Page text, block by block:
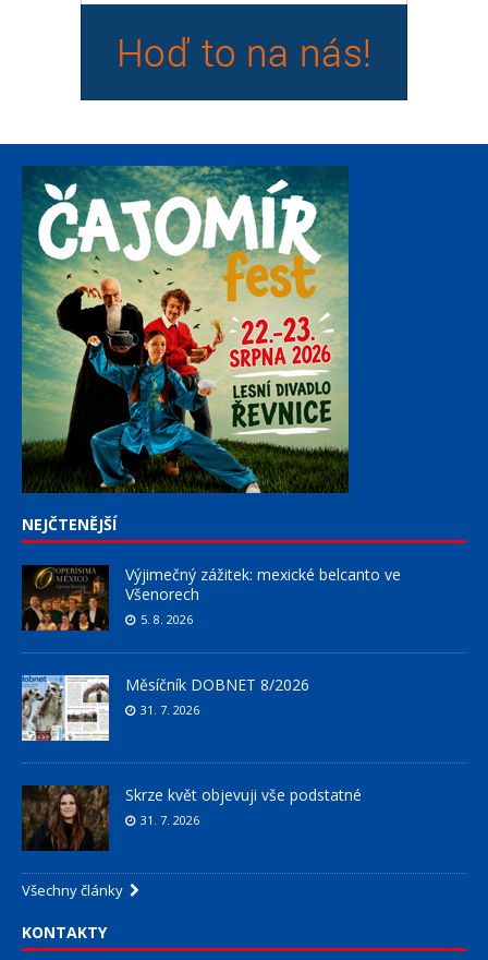
NEJČTENĚJŠÍ
Výjimečný zážitek: mexické belcanto ve
Všenorech
5. 8. 2026
Měsíčník DOBNET 8/2026
31. 7. 2026
Skrze květ objevuji vše podstatné
31. 7. 2026
Všechny články
KONTAKTY